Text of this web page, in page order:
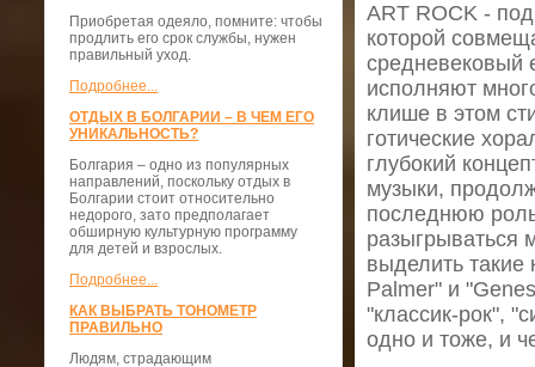
Приобретая одеяло, помните: чтобы
продлить его срок службы, нужен
правильный уход.
Подробнее...
ОТДЫХ В БОЛГАРИИ – В ЧЕМ ЕГО
УНИКАЛЬНОСТЬ?
Болгария – одно из популярных
направлений, поскольку отдых в
Болгарии стоит относительно
недорого, зато предполагает
обширную культурную программу
для детей и взрослых.
Подробнее...
КАК ВЫБРАТЬ ТОНОМЕТР
ПРАВИЛЬНО
Людям, страдающим
ART ROCK -
которой
средневековый
исполняют
клише в этом
готические
глубокий
музыки,
последнюю
разыгрываться
выделить такие
Palmer" и
"классик-рок",
одно и тоже, и